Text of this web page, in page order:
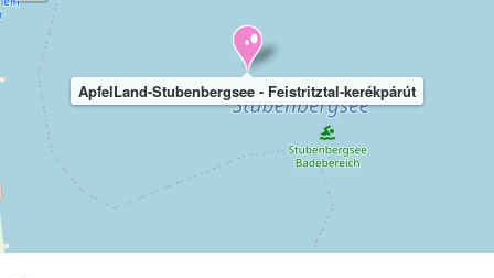
ApfelLand-Stubenbergsee - Feistritztal-kerékpárút